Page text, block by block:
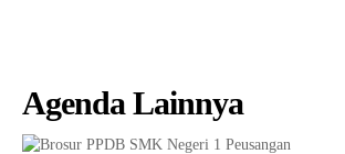
Agenda Lainnya